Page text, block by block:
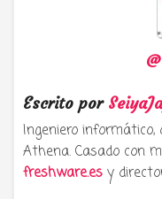
Escrito por
Ingeniero
Athena. Casado con
freshware.es y